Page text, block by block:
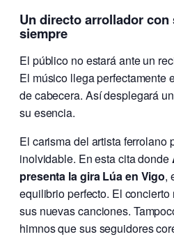
Un directo arrollador con
siempre
El público no estará ante un
El músico llega perfectamente
de cabecera. Así desplegará
su esencia.
El carisma del artista ferrolano
inolvidable. En esta cita donde
presenta la gira Lúa en Vigo,
equilibrio perfecto. El
sus nuevas canciones.
himnos que sus seguidores